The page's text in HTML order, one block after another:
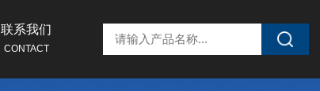
联系我们
CONTACT